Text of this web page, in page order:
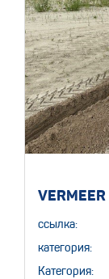
ссылка:
категория:
Категория: